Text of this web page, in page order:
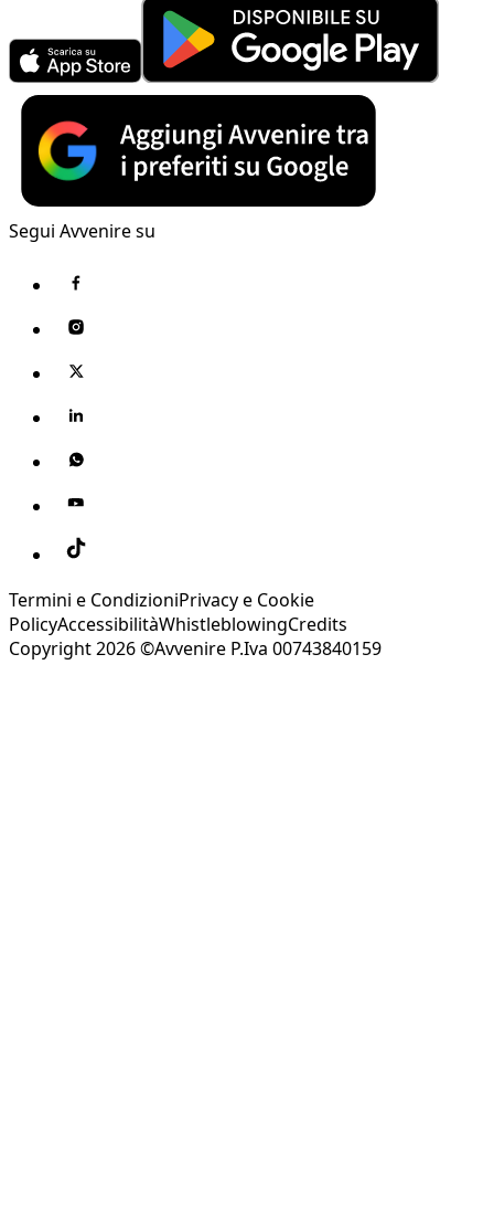
Segui Avvenire su
Termini e CondizioniPrivacy e Cookie
PolicyAccessibilitàWhistleblowingCredits
Copyright 2026 ©Avvenire P.Iva 00743840159